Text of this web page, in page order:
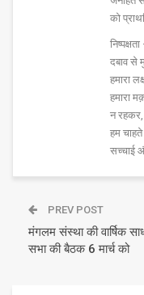
को
दबाव से
हमारा
हमारा
न रहकर,
हम
सच्चाई
PREV POST
मंगलम संस्था की वार्षिक
सभा की बैठक 6 मार्च को